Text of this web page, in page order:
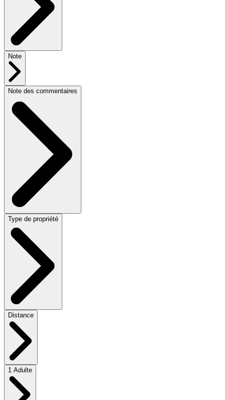
Note
Note des commentaires
Type de propriété
Distance
1 Adulte